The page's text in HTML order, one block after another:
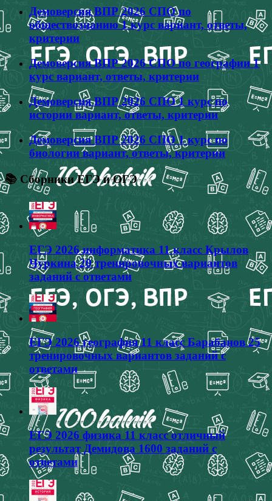
Демоверсия ВПР 2026 СПО по
обществознанию 1 курс вариант, ответы,
критерии
Демоверсия ВПР 2026 СПО по географии 1
курс вариант, ответы, критерии
Демоверсия ВПР 2026 СПО 1 курс по
истории вариант, ответы, критерии
Демоверсия ВПР 2026 СПО 1 курс по
биологии вариант, ответы, критерии
📚 Сборники ЕГЭ и ОГЭ
ЕГЭ 2026 информатика 11 класс Крылов
Чуркина 20 тренировочных вариантов
заданий с ответами
ЕГЭ 2026 география 11 класс Барабанов 25
тренировочных вариантов заданий с
ответами
ЕГЭ 2026 физика 11 класс отличный
результат Демидова 1600 заданий с
ответами